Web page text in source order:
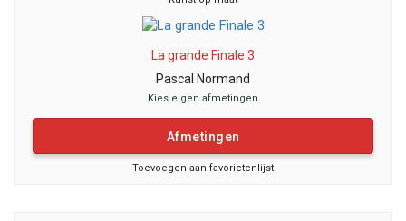
La grande Finale 3
Pascal Normand
Kies eigen afmetingen
Afmetingen
Toevoegen aan favorietenlijst